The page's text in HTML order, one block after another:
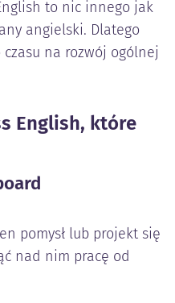
to nic innego jak
angielski. Dlatego
na rozwój ogólnej
English, które
pomysł lub projekt się
nad nim pracę od